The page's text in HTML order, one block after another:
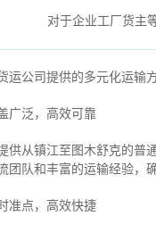
对于企业工厂货主
运公司提供的多元化运输
广泛，高效可靠
供从镇江至图木舒克的普
团队和丰富的运输经验，
准点，高效快捷